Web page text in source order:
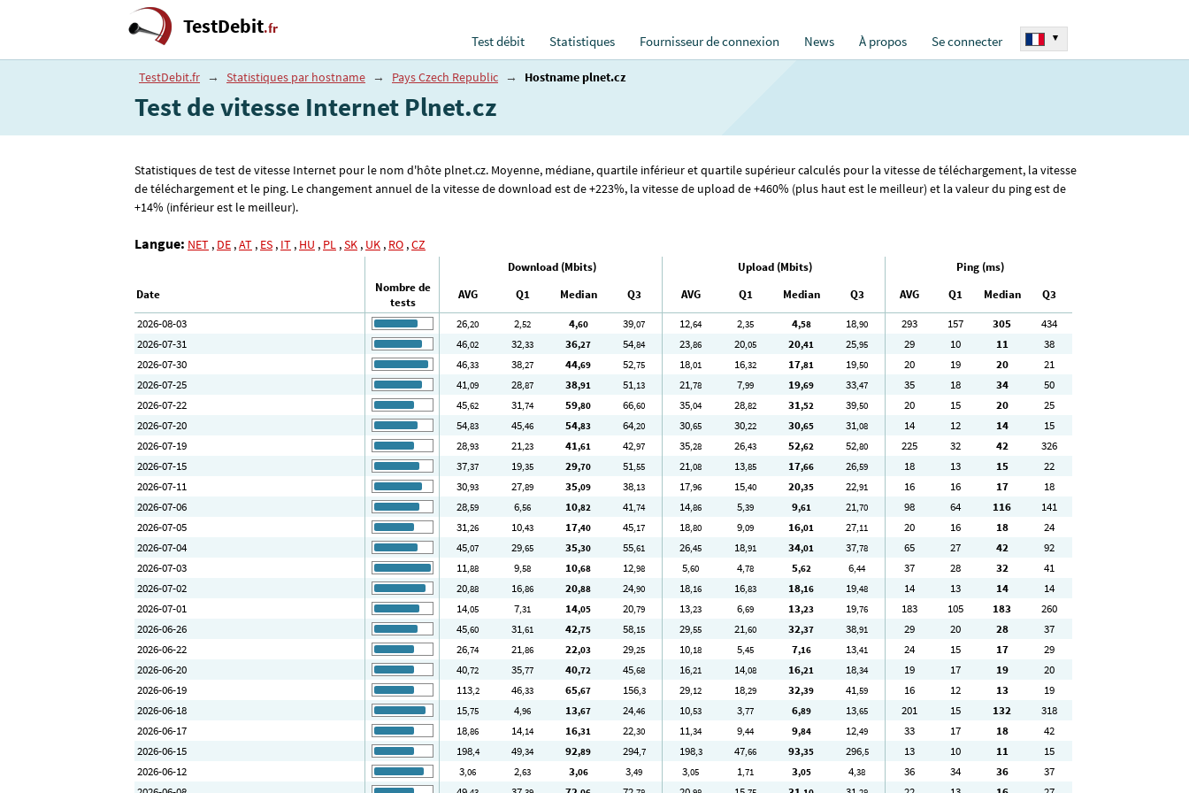
TestDebit.fr
Test débit Statistiques Fournisseur de connexion News À propos Se connecter ▾
TestDebit.fr → Statistiques par hostname → Pays Czech Republic → Hostname plnet.cz
Test de vitesse Internet Plnet.cz
Statistiques de test de vitesse Internet pour le nom d'hôte plnet.cz. Moyenne, médiane, quartile inférieur et quartile supérieur calculés pour la vitesse de téléchargement, la vitesse
de téléchargement et le ping. Le changement annuel de la vitesse de download est de +223%, la vitesse de upload de +460% (plus haut est le meilleur) et la valeur du ping est de
+14% (inférieur est le meilleur).
Langue: NET , DE ,AT , ES , IT , HU , PL ,SK , UK , RO ,CZ
Download (Mbits) Upload (Mbits)
Ping (ms)
Date
Nombre de
tests
AVG Q1 Median Q3 AVG Q1 Median Q3 AVG Q1 Median
Q3
2026-08-03
26,20 2,52 4,60 39,07 12,64 2,35 4,58 18,90 293 157 305
434
2026-07-31
46,02 32,33 36,27 54,84 23,86 20,05 20,41 25,95 29 10 11
38
2026-07-30
46,33 38,27 44,69 52,75 18,01 16,32 17,81 19,50 20 19 20
21
2026-07-25
41,09 28,87 38,91 51,13 21,78 7,99 19,69 33,47 35 18 34
50
2026-07-22
45,62 31,74 59,80 66,60 35,04 28,82 31,52 39,50 20 15 20
25
2026-07-20
54,83 45,46 54,83 64,20 30,65 30,22 30,65 31,08 14 12 14
15
2026-07-19
28,93 21,23 41,61 42,97 35,28 26,43 52,62 52,80 225 32 42
326
2026-07-15
37,37 19,35 29,70 51,55 21,08 13,85 17,66 26,59 18 13 15
22
2026-07-11
30,93 27,89 35,09 38,13 17,96 15,40 20,35 22,91 16 16 17
18
2026-07-06
28,59 6,56 10,82 41,74 14,86 5,39 9,61 21,70 98 64 116
141
2026-07-05
31,26 10,43 17,40 45,17 18,80 9,09 16,01 27,11 20 16 18
24
2026-07-04
45,07 29,65 35,30 55,61 26,45 18,91 34,01 37,78 65 27 42
92
2026-07-03
11,88 9,58 10,68 12,98 5,60 4,78 5,62 6,44 37 28 32
41
2026-07-02
20,88 16,86 20,88 24,90 18,16 16,83 18,16 19,48 14 13 14
14
2026-07-01
14,05 7,31 14,05 20,79 13,23 6,69 13,23 19,76 183 105 183
260
2026-06-26
45,60 31,61 42,75 58,15 29,55 21,60 32,37 38,91 29 20 28
37
2026-06-22
26,74 21,86 22,03 29,25 10,18 5,45 7,16 13,41 24 15 17
29
2026-06-20
40,72 35,77 40,72 45,68 16,21 14,08 16,21 18,34 19 17 19
20
2026-06-19
113,2 46,33 65,67 156,3 29,12 18,29 32,39 41,59 16 12 13
19
2026-06-18
15,75 4,96 13,67 24,46 10,53 3,77 6,89 13,65 201 15 132
318
2026-06-17
18,86 14,14 16,31 22,30 11,34 9,44 9,84 12,49 33 17 18
42
2026-06-15
198,4 49,34 92,89 294,7 198,3 47,66 93,35 296,5 13 10 11
15
2026-06-12
3,06 2,63 3,06 3,49 3,05 1,71 3,05 4,38 36 34 36
37